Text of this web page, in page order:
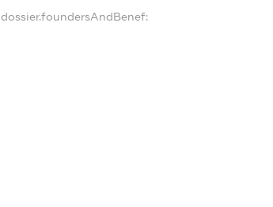
dossier.foundersAndBenef: